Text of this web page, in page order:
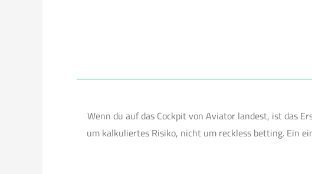
Wenn du auf das Cockpit von Aviator landest, ist das
um kalkuliertes Risiko, nicht um reckless betting. Ein